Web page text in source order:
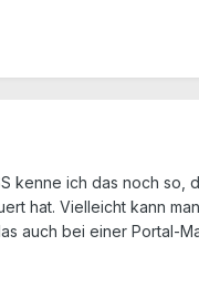
kenne ich das noch
hat. Vielleicht kann
auch bei einer Portal-